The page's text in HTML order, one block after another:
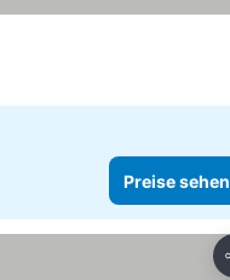
Preise sehen